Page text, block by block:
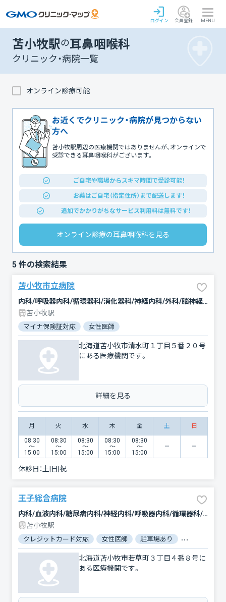
ログイン 会員登録 MENU
苫小牧駅の耳鼻咽喉科
クリニック・病院一覧
オンライン診療可能
お近くでクリニック・病院が見つからない
方へ
苫小牧駅周辺の医療機関ではありませんが、オンラインで
受診できる耳鼻咽喉科がございます。
ご自宅や職場からスキマ時間で受診可能！
お薬はご自宅（指定住所）まで配送します！
追加でかかりがちなサービス利用料は無料です！
オンライン診療の耳鼻咽喉科を見る
5 件の検索結果
苫小牧市立病院
内科/呼吸器内科/循環器科/消化器科/神経内科/外科/脳神経外科/整形外科/形成外科/小児科/新生児科/産婦人科/眼科/耳鼻咽喉科/皮膚科/泌尿器科/歯科/歯科口腔外科/リハビリテーション/放射線科/臨床検査・病理診断/麻酔科
苫小牧駅
マイナ保険証対応 女性医師
北海道苫小牧市清水町１丁目５番２０号
にある医療機関です。
詳細を見る
月 火 水 木 金 土 日
08:30
〜
15:00
08:30
〜
15:00
08:30
〜
15:00
08:30
〜
15:00
08:30
〜
15:00
休診日：土|日|祝
王子総合病院
内科/血液内科/糖尿病内科/神経内科/呼吸器内科/循環器科/消化器科/外科/脳神経外科/呼吸器外科/心臓血管外科/乳腺外科/整形外科/小児科/産婦人科/眼科/耳鼻咽喉科/皮膚科/泌尿器科/精神科・神経科/歯科/歯科口腔外科/放射線科/臨床検査・病理診断/麻酔科
苫小牧駅
クレジットカード対応 女性医師 駐車場あり バリアフリー
北海道苫小牧市若草町３丁目４番８号に
ある医療機関です。